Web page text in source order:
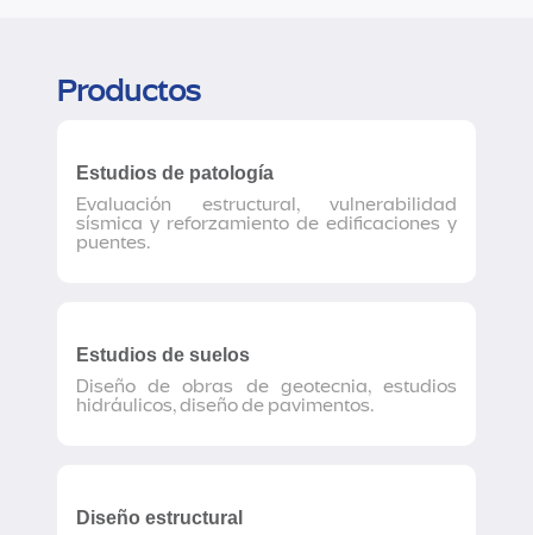
Productos
Estudios de patología
Evaluación estructural, vulnerabilidad
sísmica y reforzamiento de edificaciones y
puentes.
Estudios de suelos
Diseño de obras de geotecnia, estudios
hidráulicos, diseño de pavimentos.
Diseño estructural